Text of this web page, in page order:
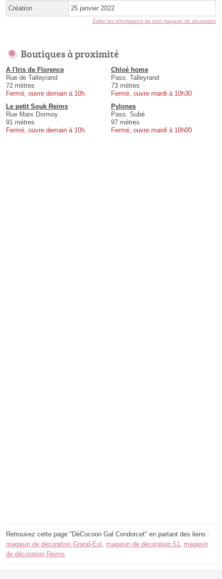
Création 25 janvier 2022
Éditer les informations de mon magasin de décoration
Boutiques à proximité
A l'Iris de Florence
Rue de Talleyrand
72 mètres
Fermé, ouvre demain à 10h
Chloé home
Pass. Talleyrand
73 mètres
Fermé, ouvre mardi à 10h30
Le petit Souk Reims
Rue Marx Dormoy
91 mètres
Fermé, ouvre demain à 10h
Pylones
Pass. Subé
97 mètres
Fermé, ouvre mardi à 10h00
Retrouvez cette page "DéCocoon Gal Condorcet" en partant des liens :
magasin de décoration Grand-Est, magasin de décoration 51, magasin
de décoration Reims.